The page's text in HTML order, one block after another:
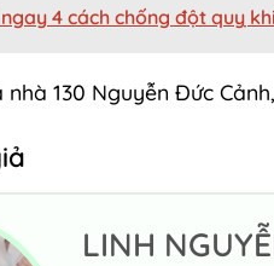
4 cách chống đột quỵ
130 Nguyễn Đức
LINH